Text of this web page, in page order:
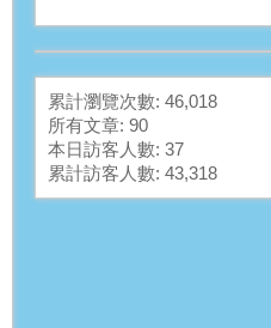
累計瀏覽次數: 46,018
所有文章: 90
本日訪客人數: 37
累計訪客人數: 43,318